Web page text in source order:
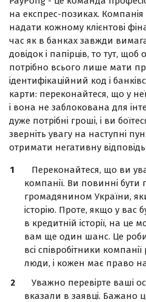
на експрес-позиках. Компанія
надати кожному клієнтові
час як в банках завжди
довідок і папірців, то тут,
потрібно всього лише мати
ідентифікаційний код і
карти: переконайтеся, що у неї
і вона не заблокована для
дуже потрібні гроші, і ви
зверніть увагу на наступні
отримати негативну відповідь:
Переконайтеся, що ви
компанії. Ви повинні бути
громадянином України,
історію. Проте, якщо у
в кредитній історії, на це
вам ще один шанс. Це
всі співробітники
люди, і кожен має право
Уважно перевірте ваші
вказали в заявці. Бажано